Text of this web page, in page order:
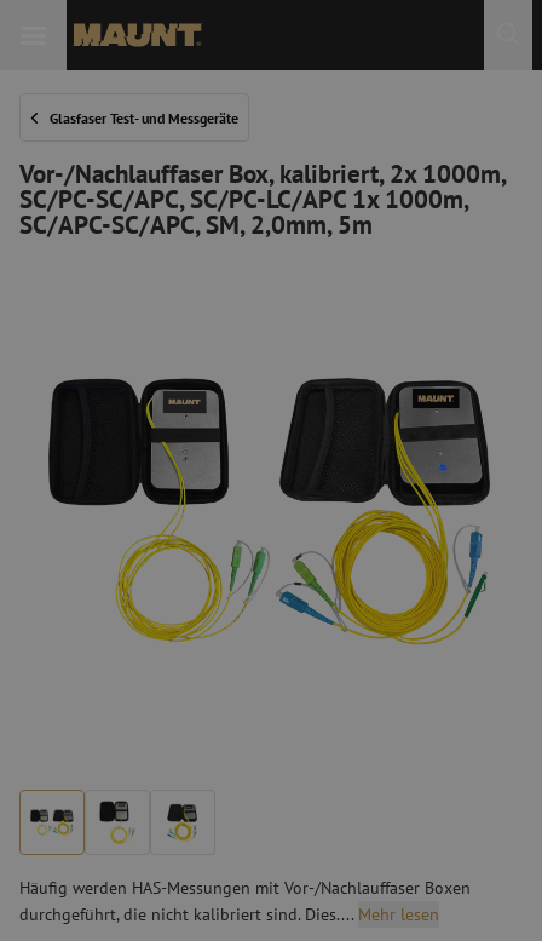
Glasfaser Test- und Messgeräte
Vor-/Nachlauffaser Box, kalibriert, 2x 1000m,
SC/PC-SC/APC, SC/PC-LC/APC 1x 1000m,
SC/APC-SC/APC, SM, 2,0mm, 5m
Häufig werden HAS-Messungen mit Vor-/Nachlauffaser Boxen
durchgeführt, die nicht kalibriert sind. Dies.... Mehr lesen